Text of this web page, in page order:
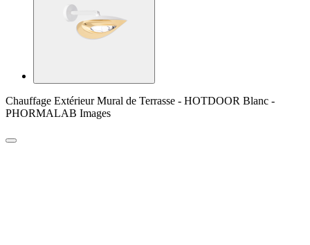
Chauffage Extérieur Mural de Terrasse - HOTDOOR Blanc -
PHORMALAB Images